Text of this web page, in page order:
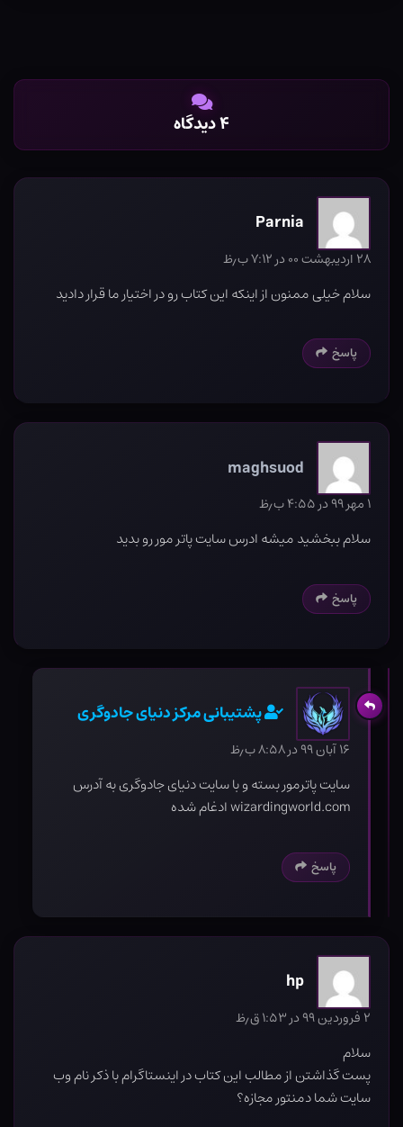
۴ دیدگاه
Parnia
۲۸ اردیبهشت ۰۰ در ۷:۱۲ ب٫ظ
سلام خیلی ممنون از اینکه این کتاب رو در اختیار ما قرار دادید
پاسخ
maghsuod
۱ مهر ۹۹ در ۴:۵۵ ب٫ظ
سلام ببخشید میشه ادرس سایت پاتر مور رو بدید
پاسخ
پشتیبانی مرکز دنیای جادوگری
۱۶ آبان ۹۹ در ۸:۵۸ ب٫ظ
سایت پاترمور بسته و با سایت دنیای جادوگری به آدرس
wizardingworld.com ادغام شده
پاسخ
hp
۲ فروردین ۹۹ در ۱:۵۳ ق٫ظ
سلام
پست گذاشتن از مطالب این کتاب در اینستاگرام با ذکر نام وب
سایت شما دمنتور مجازه؟